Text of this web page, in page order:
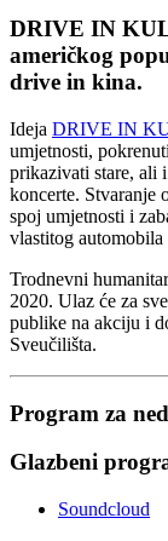
DRIVE IN
američkog
drive in kina.
Ideja DRIVE IN
umjetnosti,
prikazivati stare, ali
koncerte. Stvaranje
spoj umjetnosti i
vlastitog
Trodnevni
2020. Ulaz će za
publike na akciju i
Sveučilišta.
Program za
Glazbeni
Soundcloud